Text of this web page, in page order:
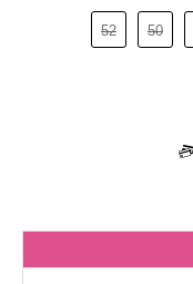
50
52